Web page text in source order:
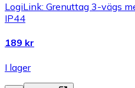
LogiLink: Grenuttag 3-vägs
IP44
189 kr
I lager